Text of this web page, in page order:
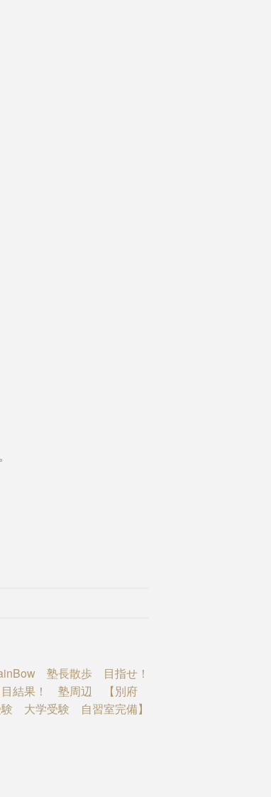
塾長散歩 目指せ！
結果！ 塾周辺 【別府
大学受験 自習室完備】